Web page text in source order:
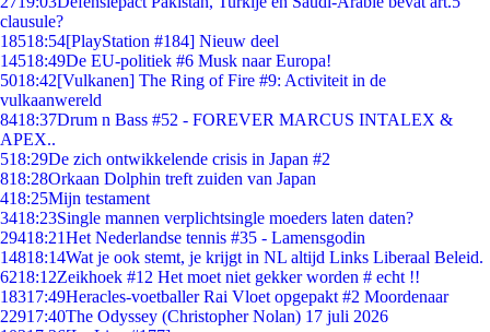
clausule?
18518:54[PlayStation #184] Nieuw deel
14518:49De EU-politiek #6 Musk naar Europa!
5018:42[Vulkanen] The Ring of Fire #9: Activiteit in de
vulkaanwereld
8418:37Drum n Bass #52 - FOREVER MARCUS INTALEX &
APEX..
518:29De zich ontwikkelende crisis in Japan #2
818:28Orkaan Dolphin treft zuiden van Japan
418:25Mijn testament
3418:23Single mannen verplichtsingle moeders laten daten?
29418:21Het Nederlandse tennis #35 - Lamensgodin
14818:14Wat je ook stemt, je krijgt in NL altijd Links Liberaal Beleid.
6218:12Zeikhoek #12 Het moet niet gekker worden # echt !!
18317:49Heracles-voetballer Rai Vloet opgepakt #2 Moordenaar
22917:40The Odyssey (Christopher Nolan) 17 juli 2026